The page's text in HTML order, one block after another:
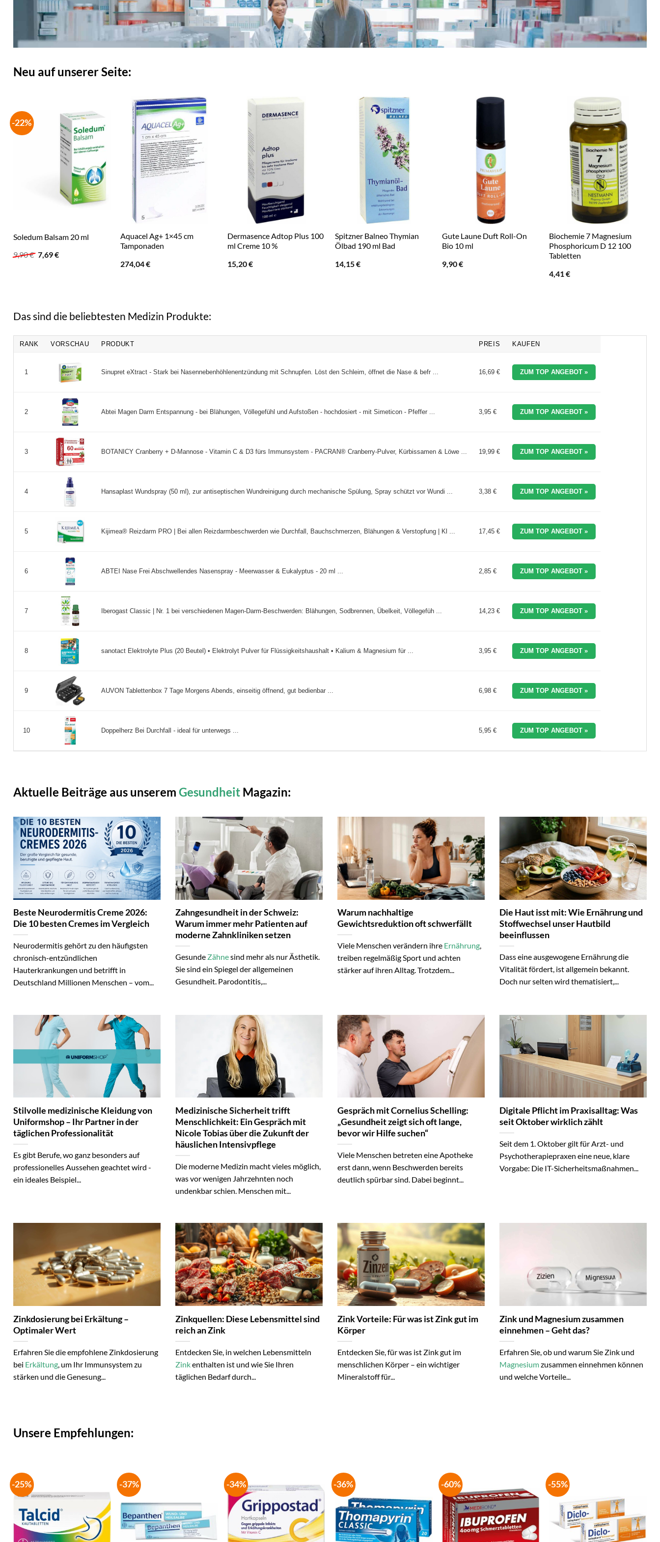
Neu auf unserer Seite:
-22%
Soledum Balsam 20 ml
9,90€ Ursprünglicher
Preis
7,69€Aktueller
Aquacel Ag+ 1×45 cm
Tamponaden
274,04€
Dermasence Adtop Plus 100
ml Creme 10 %
15,20€
Spitzner Balneo Thymian
Ölbad 190 ml Bad
14,15€
Gute Laune Duft Roll-On
Bio 10 ml
9,90€
Biochemie 7 Magnesium
Phosphoricum D 12 100
Tabletten
4,41€
Das sind die beliebtesten Medizin Produkte:
RANK VORSCHAU PRODUKT PREIS KAUFEN
1 Sinupret eXtract - Stark bei Nasennebenhöhlenentzündung mit Schnupfen. Löst den Schleim, öffnet die Nase & befr ... 16,69 € ZUM TOP ANGEBOT »
2 Abtei Magen Darm Entspannung - bei Blähungen, Völlegefühl und Aufstoßen - hochdosiert - mit Simeticon - Pfeffer ... 3,95 € ZUM TOP ANGEBOT »
3 BOTANICY Cranberry + D-Mannose - Vitamin C & D3 fürs Immunsystem - PACRAN® Cranberry-Pulver, Kürbissamen & Löwe ... 19,99 € ZUM TOP ANGEBOT »
4 Hansaplast Wundspray (50 ml), zur antiseptischen Wundreinigung durch mechanische Spülung, Spray schützt vor Wundi ... 3,38 € ZUM TOP ANGEBOT »
5 Kijimea® Reizdarm PRO | Bei allen Reizdarmbeschwerden wie Durchfall, Bauchschmerzen, Blähungen & Verstopfung | Kl ... 17,45 € ZUM TOP ANGEBOT »
6 ABTEI Nase Frei Abschwellendes Nasenspray - Meerwasser & Eukalyptus - 20 ml ... 2,85 € ZUM TOP ANGEBOT »
7 Iberogast Classic | Nr. 1 bei verschiedenen Magen-Darm-Beschwerden: Blähungen, Sodbrennen, Übelkeit, Völlegefüh ... 14,23 € ZUM TOP ANGEBOT »
8 sanotact Elektrolyte Plus (20 Beutel) • Elektrolyt Pulver für Flüssigkeitshaushalt • Kalium & Magnesium für ... 3,95 € ZUM TOP ANGEBOT »
9 AUVON Tablettenbox 7 Tage Morgens Abends, einseitig öffnend, gut bedienbar ... 6,98 € ZUM TOP ANGEBOT »
10 Doppelherz Bei Durchfall - ideal für unterwegs ... 5,95 € ZUM TOP ANGEBOT »
Aktuelle Beiträge aus unserem Gesundheit Magazin:
Beste Neurodermitis Creme 2026:
Die 10 besten Cremes im Vergleich
Neurodermitis gehört zu den häufigsten
chronisch-entzündlichen
Hauterkrankungen und betrifft in
Deutschland Millionen Menschen – vom...
Zahngesundheit in der Schweiz:
Warum immer mehr Patienten auf
moderne Zahnkliniken setzen
Gesunde Zähnesind mehr als nur Ästhetik.
Sie sind ein Spiegel der allgemeinen
Gesundheit. Parodontitis,...
Warum nachhaltige
Gewichtsreduktion oft schwerfällt
Viele Menschen verändern ihre Ernährung,
treiben regelmäßig Sport und achten
stärker auf ihren Alltag. Trotzdem...
Die Haut isst mit: Wie Ernährung und
Stoffwechsel unser Hautbild
beeinflussen
Dass eine ausgewogene Ernährung die
Vitalität fördert, ist allgemein bekannt.
Doch nur selten wird thematisiert,...
Stilvolle medizinische Kleidung von
Uniformshop – Ihr Partner in der
täglichen Professionalität
Es gibt Berufe, wo ganz besonders auf
professionelles Aussehen geachtet wird -
ein ideales Beispiel...
Medizinische Sicherheit trifft
Menschlichkeit: Ein Gespräch mit
Nicole Tobias über die Zukunft der
häuslichen Intensivpflege
Die moderne Medizin macht vieles möglich,
was vor wenigen Jahrzehnten noch
undenkbar schien. Menschen mit...
Gespräch mit Cornelius Schelling:
„Gesundheit zeigt sich oft lange,
bevor wir Hilfe suchen“
Viele Menschen betreten eine Apotheke
erst dann, wenn Beschwerden bereits
deutlich spürbar sind. Dabei beginnt...
Digitale Pflicht im Praxisalltag: Was
seit Oktober wirklich zählt
Seit dem 1. Oktober gilt für Arzt- und
Psychotherapiepraxen eine neue, klare
Vorgabe: Die IT-Sicherheitsmaßnahmen...
Zinkdosierung bei Erkältung –
Optimaler Wert
Erfahren Sie die empfohlene Zinkdosierung
bei Erkältung , um Ihr Immunsystem zu
stärken und die Genesung...
Zinkquellen: Diese Lebensmittel sind
reich an Zink
Entdecken Sie, in welchen Lebensmitteln
Zinkenthalten ist und wie Sie Ihren
täglichen Bedarf durch...
Zink Vorteile: Für was ist Zink gut im
Körper
Entdecken Sie, für was ist Zink gut im
menschlichen Körper – ein wichtiger
Mineralstoff für...
Zink und Magnesium zusammen
einnehmen – Geht das?
Erfahren Sie, ob und warum Sie Zink und
Magnesiumzusammen einnehmen können
und welche Vorteile...
Unsere Empfehlungen:
-25% -37% -34% -36% -60% -55%